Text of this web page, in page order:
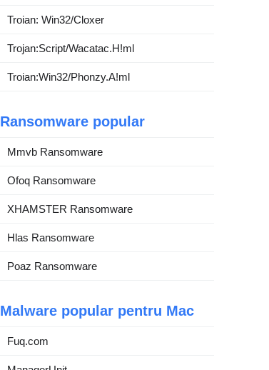
Troian: Win32/Cloxer
Trojan:Script/Wacatac.H!ml
Troian:Win32/Phonzy.A!ml
Ransomware popular
Mmvb Ransomware
Ofoq Ransomware
XHAMSTER Ransomware
Hlas Ransomware
Poaz Ransomware
Malware popular pentru Mac
Fuq.com